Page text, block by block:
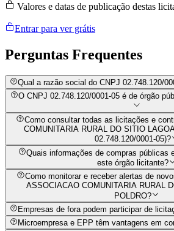
Valores e datas de publicação destas
Entrar para ver grátis
Perguntas Frequentes
Qual a razão social do CNPJ 02.748.120/
O CNPJ 02.748.120/0001-05 é de órgão
Como consultar todas as licitações e
COMUNITARIA RURAL DO SITIO
02.748.120/0001-05)?
Quais informações de compras públicas
este órgão licitante?
Como monitorar e receber alertas de
ASSOCIACAO COMUNITARIA RURAL
POLDRO?
Empresas de fora podem participar de
Microempresa e EPP têm vantagens em